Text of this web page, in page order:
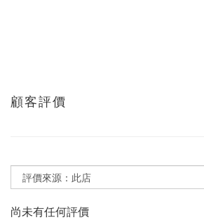
顧客評價
尚未有任何評價